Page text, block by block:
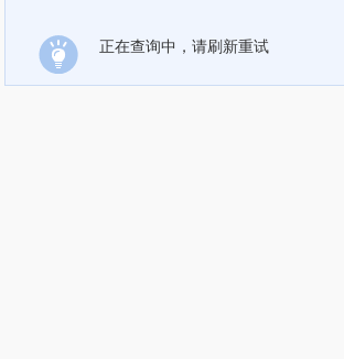
正在查询中，请刷新重试